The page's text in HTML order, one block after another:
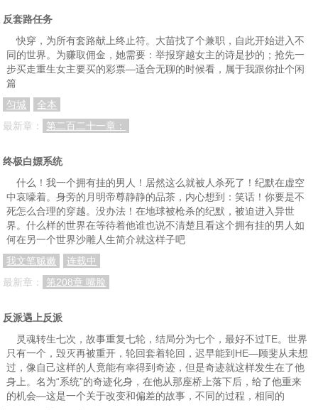
反套路任务
快穿，为所有套路献上终止符。大苗找了个兼职，自此开始进入不
同的世界。为赚取佣金，她需要：举报穿越女主的诗是抄的；抢先一
步买走重生女主要买的彩票—适合无聊的时候看，属于我跟你扯个闲
篇
匀城
全本
最新章：
第二百二十一章：
终极白嫖系统
什么！我一个拥有挂的男人！居然这么就被人杀死了！纪默在虚空
中哀嚎着。身旁的月明帝尊静静的品茶，内心想到：笑话！你要是不
死怎么合理的穿越。没办法！在地球被枪杀的纪默，被迫进入异世
界。什么样的世界在等待着他谁也说不清楚且看这个拥有挂的男人如
何在另一个世界沙雕人生简介就这样子吧
我文笔贼嫩
连载中
最新章：
第208章 嘴脸
反派遇上反派
灵魂转生七次，故事重复七轮，结局分为七个，最好不过TE。世界
只有一个，毁灭再被重开，轮回套着轮回，迟早能到HE—顾斐从未想
过，像自己这样的人竟能有幸得到奇迹，但是奇迹就这样发生在了他
身上。名为“系统”的奇迹化身，在他从那座桥上落下后，给了他重来
的机会—这是一个关于改变和偏差的故事，不同的过程，相同的